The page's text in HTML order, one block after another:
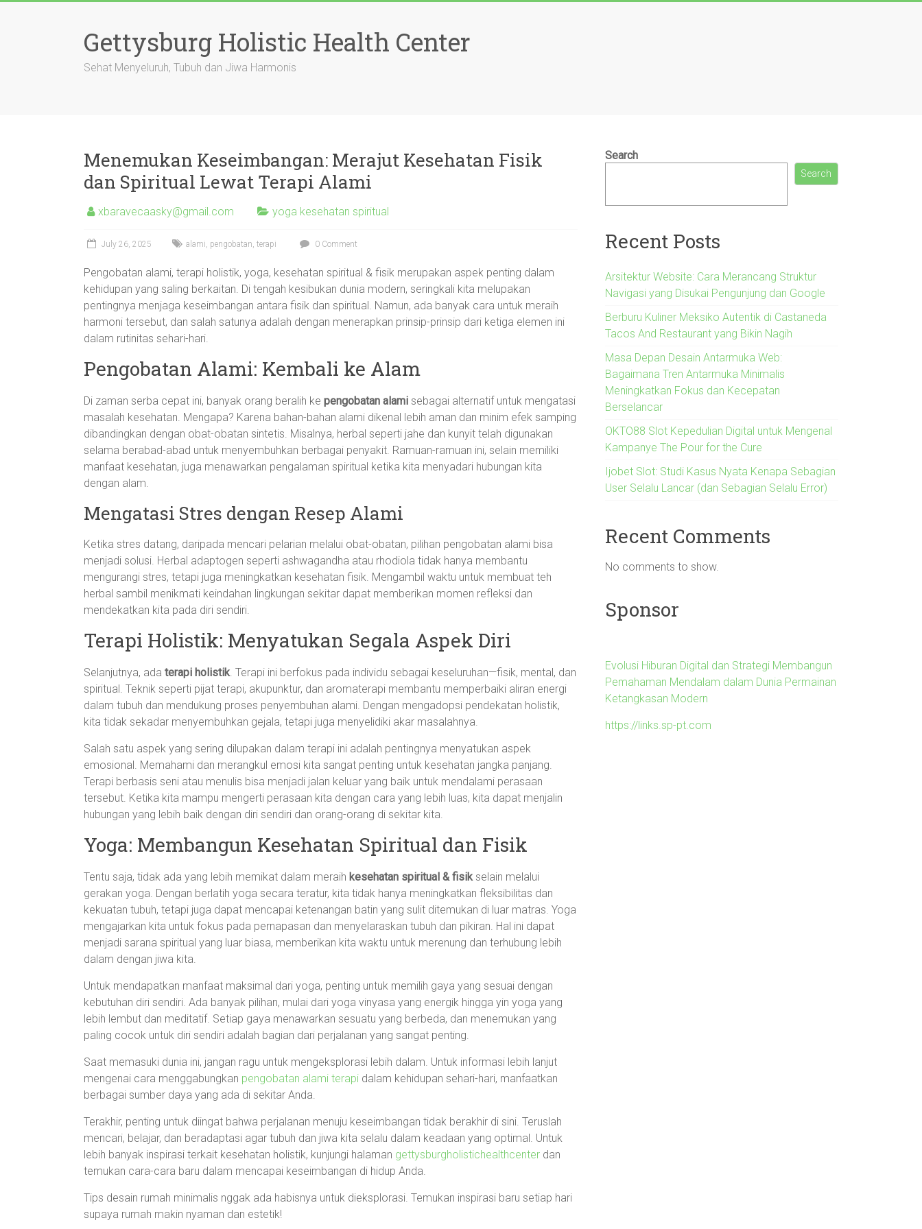
Gettysburg Holistic Health Center
Sehat Menyeluruh, Tubuh dan Jiwa Harmonis
Menemukan Keseimbangan: Merajut Kesehatan Fisik
dan Spiritual Lewat Terapi Alami
xbaravecaasky@gmail.com yoga kesehatan spiritual
July 26, 2025 alami, pengobatan, terapi 0 Comment
Pengobatan alami, terapi holistik, yoga, kesehatan spiritual & fisik merupakan aspek penting dalam
kehidupan yang saling berkaitan. Di tengah kesibukan dunia modern, seringkali kita melupakan
pentingnya menjaga keseimbangan antara fisik dan spiritual. Namun, ada banyak cara untuk meraih
harmoni tersebut, dan salah satunya adalah dengan menerapkan prinsip-prinsip dari ketiga elemen ini
dalam rutinitas sehari-hari.
Pengobatan Alami: Kembali ke Alam
Di zaman serba cepat ini, banyak orang beralih ke pengobatan alami sebagai alternatif untuk mengatasi
masalah kesehatan. Mengapa? Karena bahan-bahan alami dikenal lebih aman dan minim efek samping
dibandingkan dengan obat-obatan sintetis. Misalnya, herbal seperti jahe dan kunyit telah digunakan
selama berabad-abad untuk menyembuhkan berbagai penyakit. Ramuan-ramuan ini, selain memiliki
manfaat kesehatan, juga menawarkan pengalaman spiritual ketika kita menyadari hubungan kita
dengan alam.
Mengatasi Stres dengan Resep Alami
Ketika stres datang, daripada mencari pelarian melalui obat-obatan, pilihan pengobatan alami bisa
menjadi solusi. Herbal adaptogen seperti ashwagandha atau rhodiola tidak hanya membantu
mengurangi stres, tetapi juga meningkatkan kesehatan fisik. Mengambil waktu untuk membuat teh
herbal sambil menikmati keindahan lingkungan sekitar dapat memberikan momen refleksi dan
mendekatkan kita pada diri sendiri.
Terapi Holistik: Menyatukan Segala Aspek Diri
Selanjutnya, ada terapi holistik. Terapi ini berfokus pada individu sebagai keseluruhan—fisik, mental, dan
spiritual. Teknik seperti pijat terapi, akupunktur, dan aromaterapi membantu memperbaiki aliran energi
dalam tubuh dan mendukung proses penyembuhan alami. Dengan mengadopsi pendekatan holistik,
kita tidak sekadar menyembuhkan gejala, tetapi juga menyelidiki akar masalahnya.
Salah satu aspek yang sering dilupakan dalam terapi ini adalah pentingnya menyatukan aspek
emosional. Memahami dan merangkul emosi kita sangat penting untuk kesehatan jangka panjang.
Terapi berbasis seni atau menulis bisa menjadi jalan keluar yang baik untuk mendalami perasaan
tersebut. Ketika kita mampu mengerti perasaan kita dengan cara yang lebih luas, kita dapat menjalin
hubungan yang lebih baik dengan diri sendiri dan orang-orang di sekitar kita.
Yoga: Membangun Kesehatan Spiritual dan Fisik
Tentu saja, tidak ada yang lebih memikat dalam meraih kesehatan spiritual & fisikselain melalui
gerakan yoga. Dengan berlatih yoga secara teratur, kita tidak hanya meningkatkan fleksibilitas dan
kekuatan tubuh, tetapi juga dapat mencapai ketenangan batin yang sulit ditemukan di luar matras. Yoga
mengajarkan kita untuk fokus pada pernapasan dan menyelaraskan tubuh dan pikiran. Hal ini dapat
menjadi sarana spiritual yang luar biasa, memberikan kita waktu untuk merenung dan terhubung lebih
dalam dengan jiwa kita.
Untuk mendapatkan manfaat maksimal dari yoga, penting untuk memilih gaya yang sesuai dengan
kebutuhan diri sendiri. Ada banyak pilihan, mulai dari yoga vinyasa yang energik hingga yin yoga yang
lebih lembut dan meditatif. Setiap gaya menawarkan sesuatu yang berbeda, dan menemukan yang
paling cocok untuk diri sendiri adalah bagian dari perjalanan yang sangat penting.
Saat memasuki dunia ini, jangan ragu untuk mengeksplorasi lebih dalam. Untuk informasi lebih lanjut
mengenai cara menggabungkan pengobatan alami terapi dalam kehidupan sehari-hari, manfaatkan
berbagai sumber daya yang ada di sekitar Anda.
Terakhir, penting untuk diingat bahwa perjalanan menuju keseimbangan tidak berakhir di sini. Teruslah
mencari, belajar, dan beradaptasi agar tubuh dan jiwa kita selalu dalam keadaan yang optimal. Untuk
lebih banyak inspirasi terkait kesehatan holistik, kunjungi halaman gettysburgholistichealthcenter dan
temukan cara-cara baru dalam mencapai keseimbangan di hidup Anda.
Tips desain rumah minimalis nggak ada habisnya untuk dieksplorasi. Temukan inspirasi baru setiap hari
supaya rumah makin nyaman dan estetik!
Search
Search
Recent Posts
Arsitektur Website: Cara Merancang Struktur
Navigasi yang Disukai Pengunjung dan Google
Berburu Kuliner Meksiko Autentik di Castaneda
Tacos And Restaurant yang Bikin Nagih
Masa Depan Desain Antarmuka Web:
Bagaimana Tren Antarmuka Minimalis
Meningkatkan Fokus dan Kecepatan
Berselancar
OKTO88 Slot Kepedulian Digital untuk Mengenal
Kampanye The Pour for the Cure
Ijobet Slot: Studi Kasus Nyata Kenapa Sebagian
User Selalu Lancar (dan Sebagian Selalu Error)
Recent Comments
No comments to show.
Sponsor
Evolusi Hiburan Digital dan Strategi Membangun
Pemahaman Mendalam dalam Dunia Permainan
Ketangkasan Modern
https://links.sp-pt.com